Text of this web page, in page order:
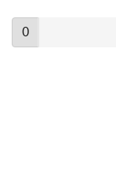
0